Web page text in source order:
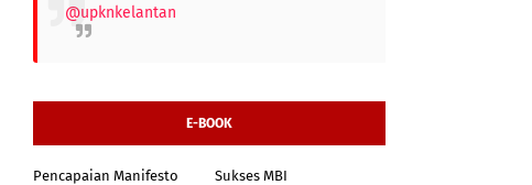
@upknkelantan
E-BOOK
Pencapaian Manifesto Sukses MBI